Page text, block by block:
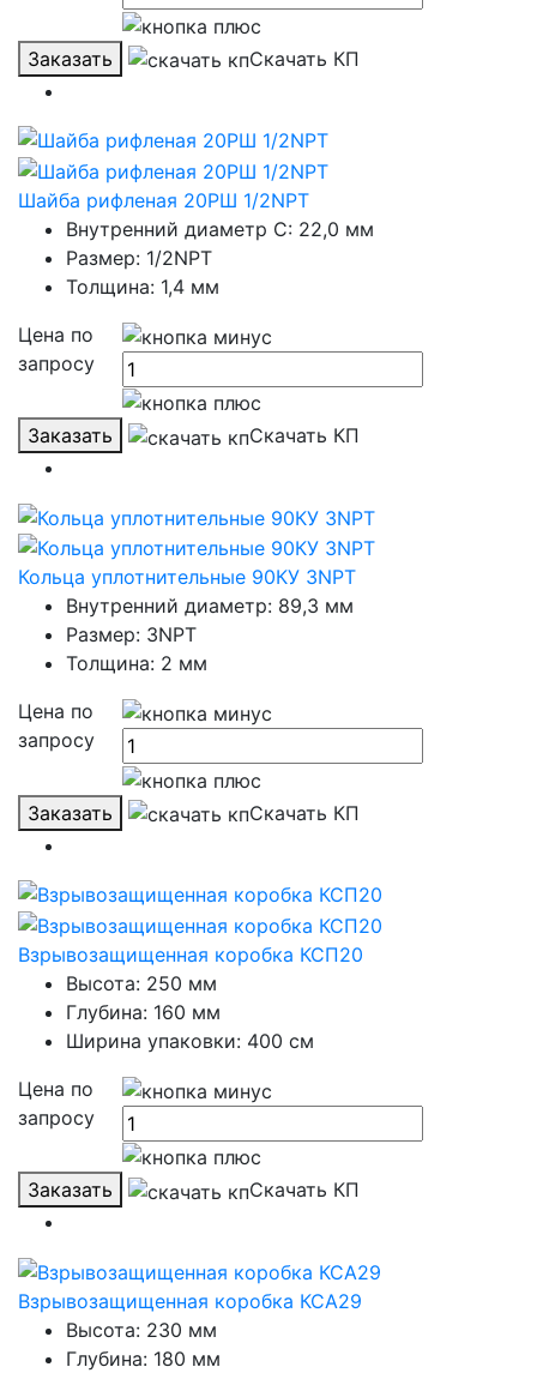
Заказать Скачать КП
Шайба рифленая 20РШ 1/2NPT
Внутренний диаметр С: 22,0 мм
Размер: 1/2NPT
Толщина: 1,4 мм
Цена по
запросу
Заказать Скачать КП
Кольца уплотнительные 90КУ 3NPT
Внутренний диаметр: 89,3 мм
Размер: 3NPT
Толщина: 2 мм
Цена по
запросу
Заказать Скачать КП
Взрывозащищенная коробка КСП20
Высота: 250 мм
Глубина: 160 мм
Ширина упаковки: 400 см
Цена по
запросу
Заказать Скачать КП
Взрывозащищенная коробка КСА29
Высота: 230 мм
Глубина: 180 мм